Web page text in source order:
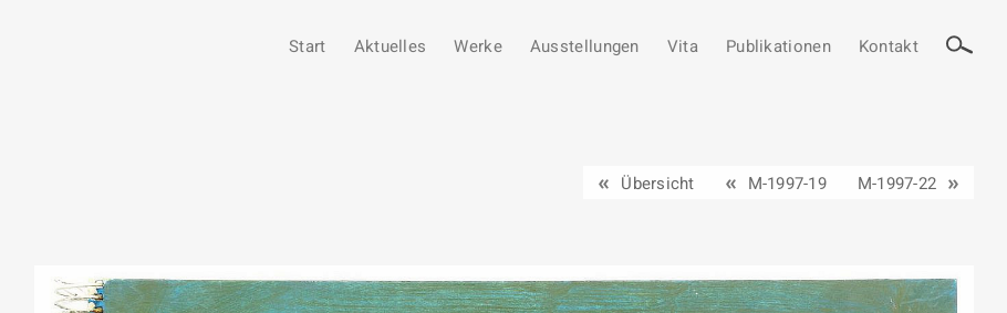
Start Aktuelles Werke Ausstellungen Vita Publikationen Kontakt
Übersicht M-1997-19 M-1997-22